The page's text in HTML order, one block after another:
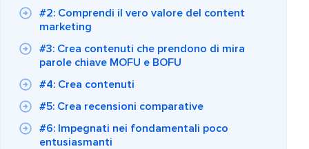
#2: Comprendi il vero valore del content
marketing
#3: Crea contenuti che prendono di mira
parole chiave MOFU e BOFU
#4: Crea contenuti
#5: Crea recensioni comparative
#6: Impegnati nei fondamentali poco
entusiasmanti